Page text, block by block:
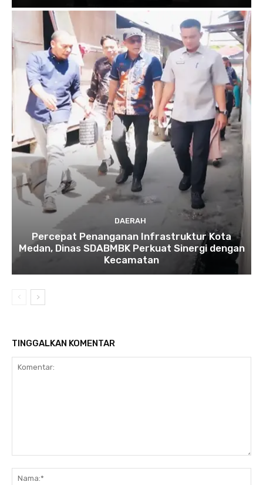
DAERAH
Percepat Penanganan Infrastruktur Kota
Medan, Dinas SDABMBK Perkuat Sinergi dengan
Kecamatan
TINGGALKAN KOMENTAR